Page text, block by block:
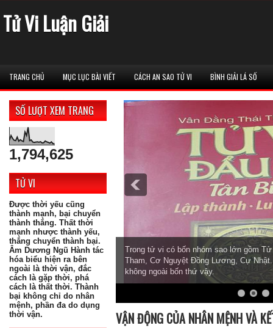
Tử Vi Luận Giải
TRANG CHỦ MỤC LỤC BÀI VIẾT CÁCH AN SAO TỬ VI BÌNH GIẢI LÁ SỐ
SỐ LƯỢT XEM TRANG
1,794,625
TỬ VI
Được thời yếu cũng
thành mạnh, bại chuyển
thành thắng. Thất thời
mạnh nhược thành yếu,
thắng chuyển thành bại.
Âm Dương Ngũ Hành tác
hóa biểu hiện ra bên
ngoài là thời vận, đắc
cách là gặp thời, phá
cách là thất thời. Thành
bại không chỉ do nhân
mệnh, phần đa do dụng
thời vận.
Trong tử vi có bốn nhóm sao lớn gồm
Tham, Cơ Nguyệt Đồng Lương, Cự
không ngoài bốn thứ vậy.
VẬN ĐỘNG CỦA NHÂN MỆNH VÀ